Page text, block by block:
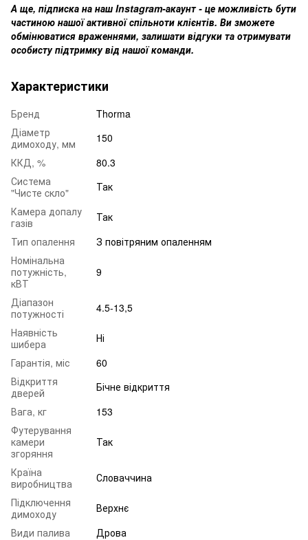
А ще, підписка на наш Instagram-акаунт - це можливість бути
частиною нашої активної спільноти клієнтів. Ви зможете
обмінюватися враженнями, залишати відгуки та отримувати
особисту підтримку від нашої команди.
Характеристики
Бренд
Thorma
Діаметр
димоходу, мм
150
ККД, %
80.3
Система
"Чисте cкло"
Так
Камера допалу
газів
Так
Тип опалення
З повітряним опаленням
Номінальна
потужність,
кВТ
9
Діапазон
потужності
4.5-13,5
Наявність
шибера
Ні
Гарантія, міс
60
Відкриття
дверей
Бічне відкриття
Вага, кг
153
Футерування
камери
згоряння
Так
Країна
виробництва
Словаччина
Підключення
димоходу
Верхнє
Види палива
Дрова